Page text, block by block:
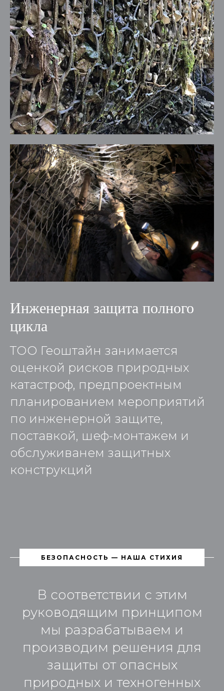
Инженерная защита полного
цикла
ТОО Геоштайн занимается
оценкой рисков природных
катастроф, предпроектным
планированием мероприятий
по инженерной защите,
поставкой, шеф-монтажем и
обслуживанем защитных
конструкций
БЕЗОПАСНОСТЬ — НАША СТИХИЯ
В соответствии с этим
руководящим принципом
мы разрабатываем и
производим решения для
защиты от опасных
природных и техногенных